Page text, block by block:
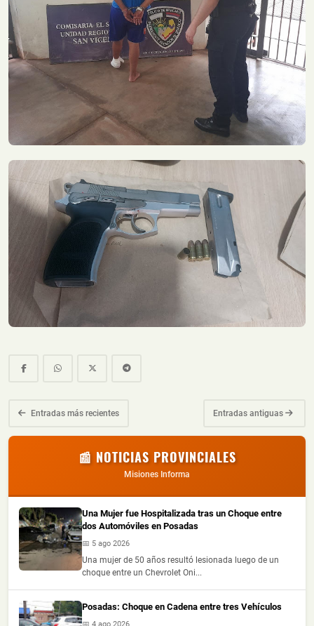
Entradas más recientes Entradas antiguas
📰 NOTICIAS PROVINCIALES
Misiones Informa
Una Mujer fue Hospitalizada tras un Choque entre
dos Automóviles en Posadas
📅 5 ago 2026
Una mujer de 50 años resultó lesionada luego de un
choque entre un Chevrolet Oni...
Posadas: Choque en Cadena entre tres Vehículos